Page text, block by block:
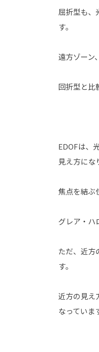
屈折型も、
す。
遠方ゾーン
回折型と比
EDOFは、
見え方にな
焦点を結ぶ
グレア・ハ
ただ、近方
す。
近方の見え
なっていま